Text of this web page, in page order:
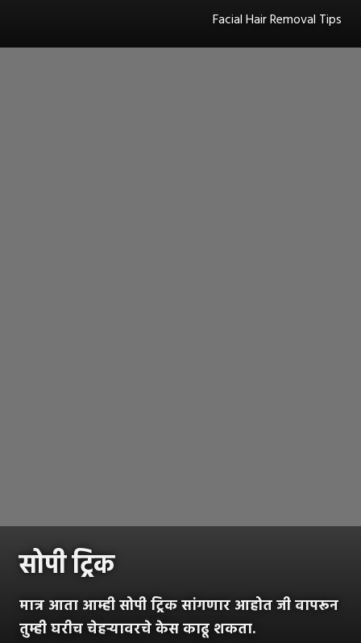
Facial Hair Removal Tips
सोपी ट्रिक
मात्र आता आम्ही सोपी ट्रिक सांगणार आहोत जी वापरून
तुम्ही घरीच चेहऱ्यावरचे केस काढू शकता.